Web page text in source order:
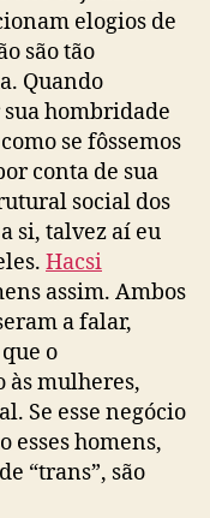
elogios de
são tão
Quando
hombridade
se fôssemos
conta de sua
social dos
si, talvez aí eu
Hacsi
assim. Ambos
a falar,
o
às mulheres,
Se esse negócio
esses homens,
“trans”, são